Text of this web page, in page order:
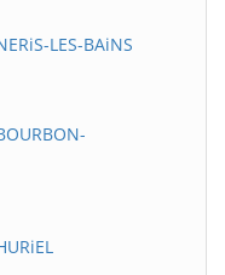
LES-BAiNS